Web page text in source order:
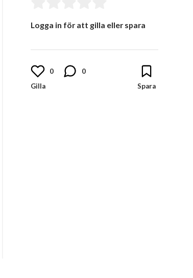
Logga in för att gilla eller spara
0 0